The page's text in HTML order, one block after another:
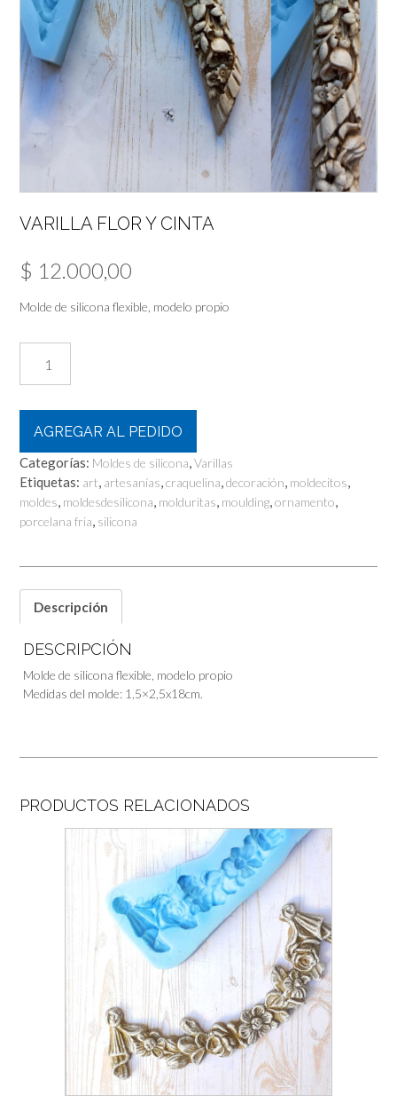
VARILLA FLOR Y CINTA
$ 12.000,00
Molde de silicona flexible, modelo propio
y
Cinta
cantidad
AGREGAR AL PEDIDO
Categorías: Moldes de silicona,Varillas
Etiquetas: art, artesanías,craquelina,decoración, moldecitos,
moldes, moldesdesilicona, molduritas, moulding,ornamento,
porcelana fria, silicona
Descripción
DESCRIPCIÓN
Molde de silicona flexible, modelo propio
Medidas del molde: 1,5×2,5x18cm.
PRODUCTOS RELACIONADOS